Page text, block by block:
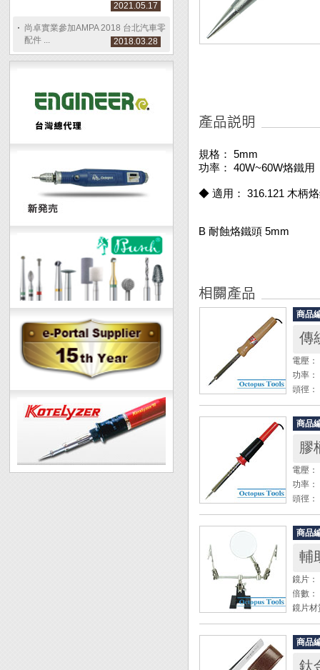
2021.05.17
尚卓實業參加AMPA 2018 台北汽車零
配件 ...
2018.03.28
規格： 5mm
功率： 40W~60W烙鐵用
◆ 適用： 316.121 木柄
B 耐蝕烙鐵頭 5mm
商品
傳
電壓
功率
頭徑
商品
膠
電壓
功率
頭徑
商品
輔
鏡片
倍數
鏡片
◆ 檯身
商品